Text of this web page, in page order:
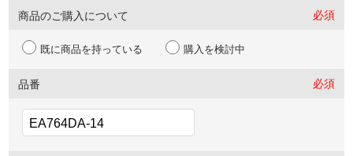
商品のご購入について 必須
既に商品を持っている 購入を検討中
品番 必須